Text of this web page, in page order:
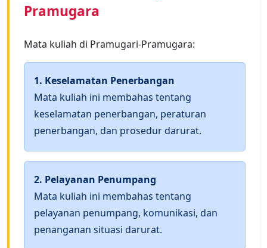
Pramugara
Mata kuliah di Pramugari-Pramugara:
1. Keselamatan Penerbangan
Mata kuliah ini membahas tentang
keselamatan penerbangan, peraturan
penerbangan, dan prosedur darurat.
2. Pelayanan Penumpang
Mata kuliah ini membahas tentang
pelayanan penumpang, komunikasi, dan
penanganan situasi darurat.